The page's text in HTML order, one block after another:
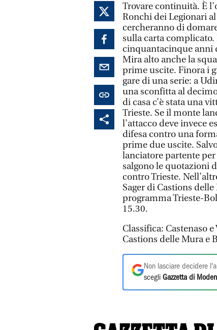
Trovare continuità. È
Ronchi dei Legionari
cercheranno di
sulla carta
cinquantacinque anni
Mira alto anche la
prime uscite. Finora i
gare di una serie: a
una sconfitta al
di casa c’è stata una
Trieste. Se il monte
l’attacco deve invece
difesa contro una
prime due uscite.
lanciatore partente
salgono le quotazioni
contro Trieste.
Sager di Castions
programma Trieste-
15.30.
Classifica: Castenaso
Castions delle Mura e
Non lasciare decidere
scegli Gazzetta di